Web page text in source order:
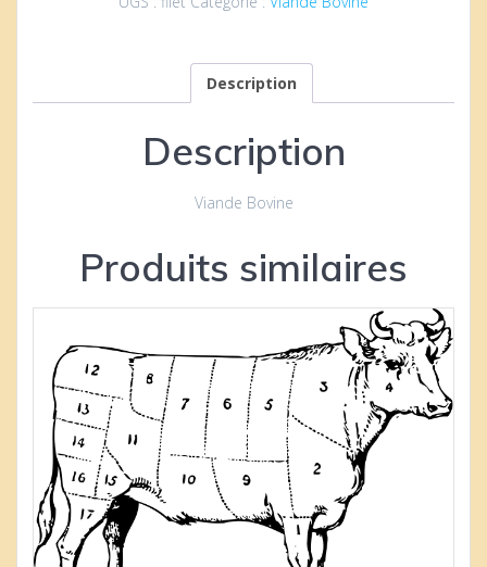
Description
Description
Viande Bovine
Produits similaires